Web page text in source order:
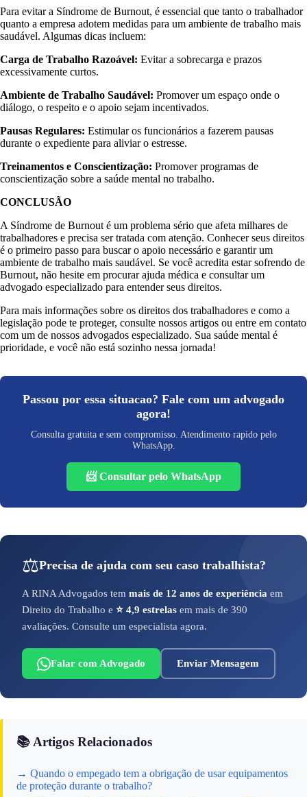
Para evitar a Síndrome de Burnout, é essencial que tanto o trabalhador
quanto a empresa adotem medidas para um ambiente de trabalho mais
saudável. Algumas dicas incluem:
Carga de Trabalho Razoável: Evitar a sobrecarga e prazos
excessivamente curtos.
Ambiente de Trabalho Saudável: Promover um espaço onde o
diálogo, o respeito e o apoio sejam incentivados.
Pausas Regulares: Estimular os funcionários a fazerem pausas
durante o expediente para aliviar o estresse.
Treinamentos e Conscientização: Promover programas de
conscientização sobre a saúde mental no trabalho.
CONCLUSÃO
A Síndrome de Burnout é um problema sério que afeta milhares de
trabalhadores e precisa ser tratada com atenção. Conhecer seus direitos
é o primeiro passo para buscar o apoio necessário e garantir um
ambiente de trabalho mais saudável. Se você acredita estar sofrendo de
Burnout, não hesite em procurar ajuda médica e consultar um
advogado especializado para entender seus direitos.
Para mais informações sobre os direitos dos trabalhadores e como a
legislação pode te proteger, consulte nossos artigos ou entre em contato
com um de nossos advogados especializado. Sua saúde mental é
prioridade, e você não está sozinho nessa jornada!
Passou por essa situacao? Fale com um advogado
agora!
Consulta gratuita e sem compromisso. Atendimento rapido pelo
WhatsApp.
📨 Consultar pelo WhatsApp
⚖️Precisa de ajuda com seu caso trabalhista?
A RINA Advogados tem mais de 12 anos de experiência em
Direito do Trabalho e ⭐ 4,9 estrelas em mais de 390
avaliações. Consulte um especialista agora.
Falar com Advogado Enviar Mensagem
📚 Artigos Relacionados
→ Quando o empegado tem a obrigação de usar equipamentos
de proteção durante o trabalho?